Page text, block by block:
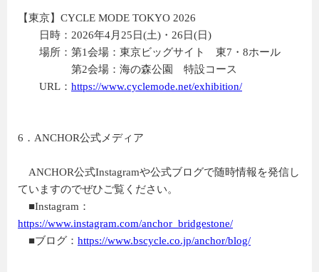
【東京】CYCLE MODE TOKYO 2026
日時：2026年4月25日(土)・26日(日)
場所：第1会場：東京ビッグサイト 東7・8ホール
第2会場：海の森公園 特設コース
URL： https://www.cyclemode.net/exhibition/
6．ANCHOR公式メディア
ANCHOR公式Instagramや公式ブログで随時情報を発信し
ていますのでぜひご覧ください。
■Instagram：
https://www.instagram.com/anchor_bridgestone/
■ブログ： https://www.bscycle.co.jp/anchor/blog/